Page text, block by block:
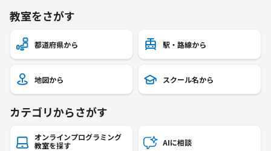
教室をさがす
都道府県から 駅・路線から
地図から スクール名から
カテゴリからさがす
オンラインプログラミング
教室を探す
AIに相談